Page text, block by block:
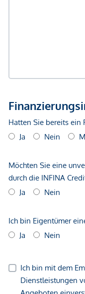
gegenüber dem
geltend zu machen.
gemachten Angaben
unverbindliche